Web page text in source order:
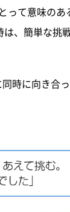
て意味の
、簡単な挑
時に向き合